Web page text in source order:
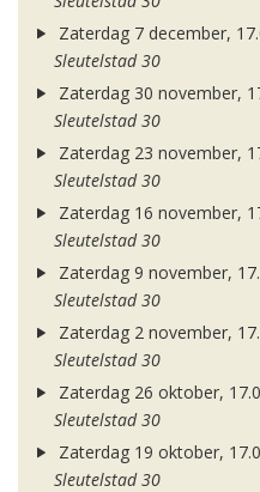
Zaterdag 7 december,
Sleutelstad 30
Zaterdag 30 november,
Sleutelstad 30
Zaterdag 23 november,
Sleutelstad 30
Zaterdag 16 november,
Sleutelstad 30
Zaterdag 9 november,
Sleutelstad 30
Zaterdag 2 november,
Sleutelstad 30
Zaterdag 26 oktober,
Sleutelstad 30
Zaterdag 19 oktober,
Sleutelstad 30